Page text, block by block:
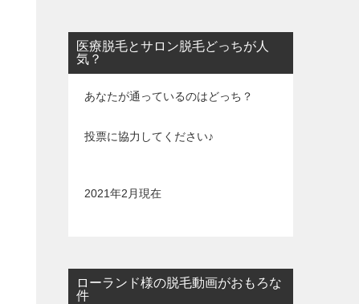
医療脱毛とサロン脱毛どっちが人
気？
あなたが通っているのはどっち？
投票に協力してください♪
2021年2月現在
ローランド様の脱毛動画がおもろな
件